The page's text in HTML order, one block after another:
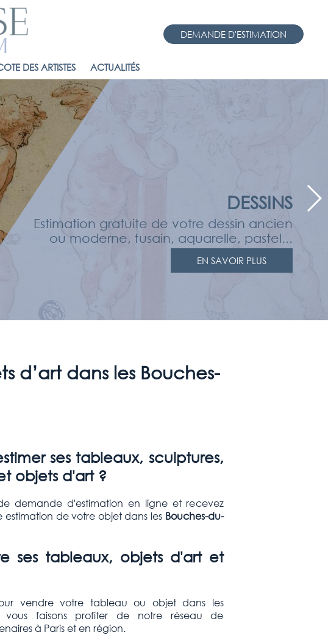
DEMANDE D'ESTIMATION
DES ARTISTES ACTUALITÉS
DESSINS
Estimation gratuite de votre dessin ancien
ou moderne, fusain, aquarelle, pastel...
EN SAVOIR PLUS
d’art dans les Bouches-
ses tableaux, sculptures,
objets d'art ?
demande d'estimation en ligne et recevez
estimation de votre objet dans les Bouches-du-
ses tableaux, objets d'art et
vendre votre tableau ou objet dans les
vous faisons profiter de notre réseau de
à Paris et en région.